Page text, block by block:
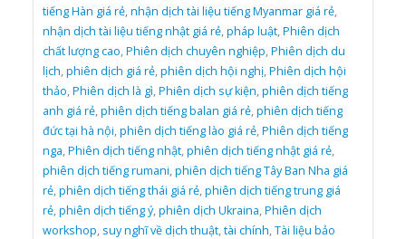
tiếng Hàn giá rẻ,nhận dịch tài liệu tiếng Myanmar giá rẻ,
nhận dịch tài liệu tiếng nhật giá rẻ,pháp luật,Phiên dịch
chất lượng cao,Phiên dịch chuyên nghiệp,Phiên dịch du
lịch,phiên dịch giá rẻ,phiên dịch hội nghị,Phiên dịch hội
thảo,Phiên dịch là gì,Phiên dịch sự kiện,phiên dịch tiếng
anh giá rẻ,phiên dịch tiếng balan giá rẻ,phiên dịch tiếng
đức tại hà nội,phiên dịch tiếng lào giá rẻ,Phiên dịch tiếng
nga,Phiên dịch tiếng nhật,phiên dịch tiếng nhật giá rẻ,
phiên dịch tiếng rumani,phiên dịch tiếng Tây Ban Nha giá
rẻ,phiên dịch tiếng thái giá rẻ,phiên dịch tiếng trung giá
rẻ,phiên dịch tiếng ý,phiên dịch Ukraina,Phiên dịch
workshop, suy nghĩ về dịch thuật,tài chính,Tài liệu bảo